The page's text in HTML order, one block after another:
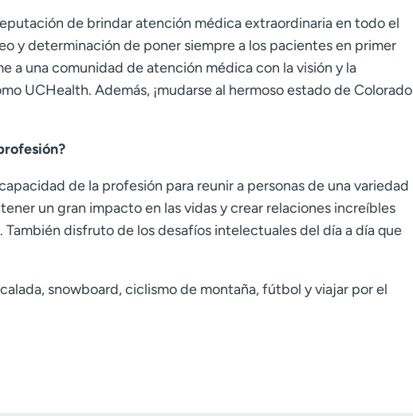
de brindar atención médica extraordinaria en todo el
y determinación de poner siempre a los pacientes en primer
a una comunidad de atención médica con la visión y la
UCHealth. Además, ¡mudarse al hermoso estado de Colorado
de la profesión para reunir a personas de una variedad
un gran impacto en las vidas y crear relaciones increíbles
disfruto de los desafíos intelectuales del día a día que
snowboard, ciclismo de montaña, fútbol y viajar por el